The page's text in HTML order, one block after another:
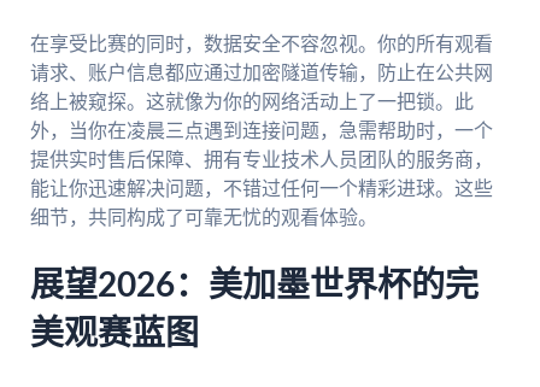
在享受比赛的同时，数据安全不容忽视。你的所有观看
请求、账户信息都应通过加密隧道传输，防止在公共网
络上被窥探。这就像为你的网络活动上了一把锁。此
外，当你在凌晨三点遇到连接问题，急需帮助时，一个
提供实时售后保障、拥有专业技术人员团队的服务商，
能让你迅速解决问题，不错过任何一个精彩进球。这些
细节，共同构成了可靠无忧的观看体验。
展望2026：美加墨世界杯的完
美观赛蓝图